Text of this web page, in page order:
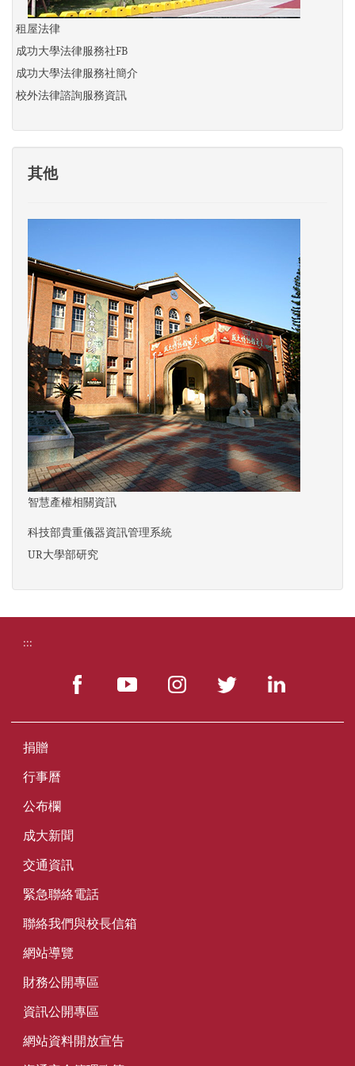
租屋法律
成功大學法律服務社FB
成功大學法律服務社簡介
校外法律諮詢服務資訊
其他
智慧產權相關資訊
科技部貴重儀器資訊管理系統
UR大學部研究
:::
捐贈
行事曆
公布欄
成大新聞
交通資訊
緊急聯絡電話
聯絡我們與校長信箱
網站導覽
財務公開專區
資訊公開專區
網站資料開放宣告